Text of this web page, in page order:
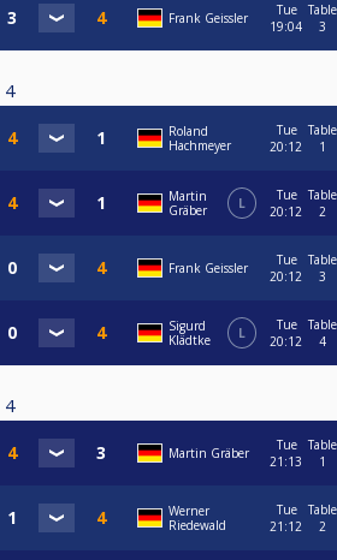
Frank Geissler
Tue
19:04
Table
3
4
Roland
Hachmeyer
Tue
20:12
Table
1
Martin
Gräber
L
Tue
20:12
Table
2
Frank Geissler
Tue
20:12
Table
3
Sigurd
Klädtke
L
Tue
20:12
Table
4
4
Martin Gräber
Tue
21:13
Table
1
Werner
Riedewald
Tue
21:12
Table
2